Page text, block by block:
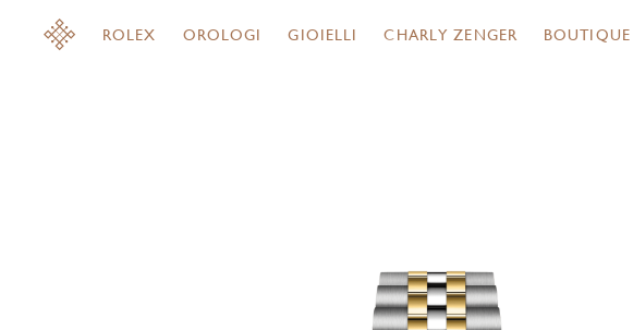
ROLEX OROLOGI GIOIELLI CHARLY ZENGER BOUTIQUE